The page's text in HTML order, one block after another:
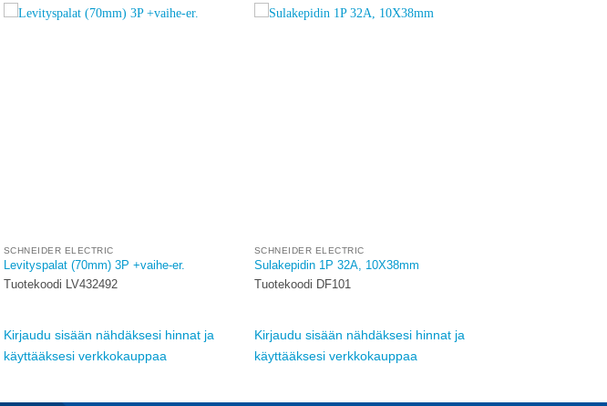
SCHNEIDER ELECTRIC
Levityspalat (70mm) 3P +vaihe-er.
Tuotekoodi LV432492
Kirjaudu sisään nähdäksesi hinnat ja
käyttääksesi verkkokauppaa
SCHNEIDER ELECTRIC
Sulakepidin 1P 32A, 10X38mm
Tuotekoodi DF101
Kirjaudu sisään nähdäksesi hinnat ja
käyttääksesi verkkokauppaa